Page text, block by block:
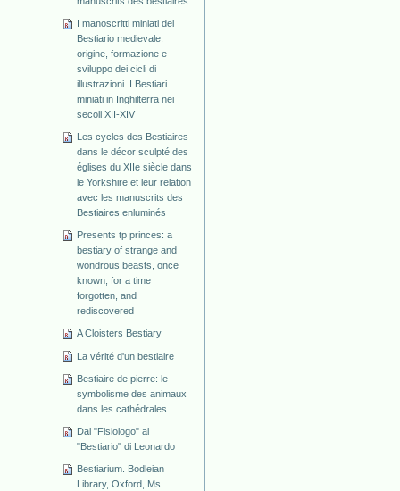
I manoscritti miniati del
Bestiario medievale:
origine, formazione e
sviluppo dei cicli di
illustrazioni. I Bestiari
miniati in Inghilterra nei
secoli XII-XIV
Les cycles des Bestiaires
dans le décor sculpté des
églises du XIIe siècle dans
le Yorkshire et leur relation
avec les manuscrits des
Bestiaires enluminés
Presents tp princes: a
bestiary of strange and
wondrous beasts, once
known, for a time
forgotten, and
rediscovered
A Cloisters Bestiary
La vérité d'un bestiaire
Bestiaire de pierre: le
symbolisme des animaux
dans les cathédrales
Dal "Fisiologo" al
"Bestiario" di Leonardo
Bestiarium. Bodleian
Library, Oxford, Ms.